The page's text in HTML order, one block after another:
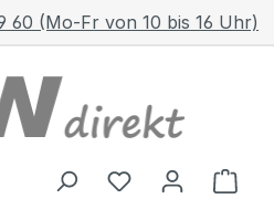
60 (Mo-Fr von 10 bis 16 Uhr)